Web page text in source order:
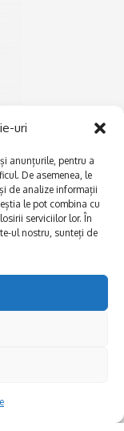
uri
anunțurile, pentru a
De asemenea, le
de analize informații
le pot combina cu
serviciilor lor. În
ul nostru, sunteți de